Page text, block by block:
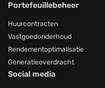
Portefeuillebeheer
Huurcontracten
Vastgoedonderhoud
Rendementoptimalisatie
Generatieoverdracht
Social media